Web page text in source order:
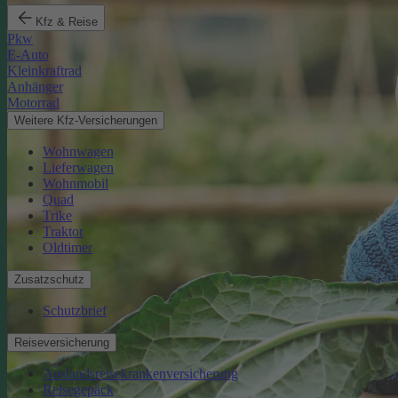
Kfz & Reise
Pkw
E-Auto
Kleinkraftrad
Anhänger
Motorrad
Weitere Kfz-Versicherungen
Wohnwagen
Lieferwagen
Wohnmobil
Quad
Trike
Traktor
Oldtimer
Zusatzschutz
Schutzbrief
Reiseversicherung
Auslandsreisekrankenversicherung
Reisegepäck